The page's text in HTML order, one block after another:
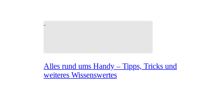
Alles rund ums Handy – Tipps, Tricks und
weiteres Wissenswertes